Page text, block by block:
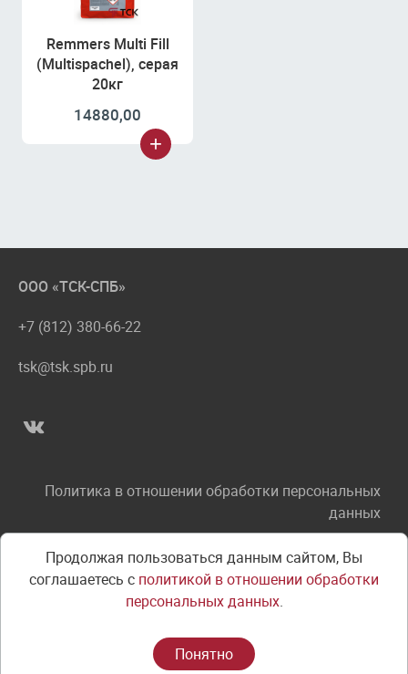
Remmers Multi Fill
(Multispachel), серая
20кг
14880,00
ООО «ТСК-СПБ»
+7 (812) 380-66-22
tsk@tsk.spb.ru
Политика в отношении обработки персональных
данных
Соглашение об использовании сайта
Правила оплаты
© ООО «ТСК-СПБ» - все права защищены
Продолжая пользоваться данным сайтом, Вы
соглашаетесь с политикой в отношении обработки
персональных данных.
Понятно